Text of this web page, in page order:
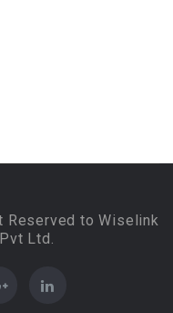
to Wiselink
Ltd.